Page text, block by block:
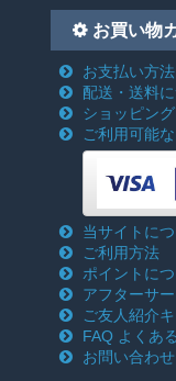
お買い物
お支払い方法
配送・送料
ショッピン
ご利用可能
当サイトに
ご利用方法
ポイントに
アフターサ
ご友人紹介
FAQ よくあ
お問い合わせ